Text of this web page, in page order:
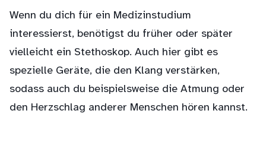
Wenn du dich für ein Medizinstudium
interessierst, benötigst du früher oder später
vielleicht ein Stethoskop. Auch hier gibt es
spezielle Geräte, die den Klang verstärken,
sodass auch du beispielsweise die Atmung oder
den Herzschlag anderer Menschen hören kannst.